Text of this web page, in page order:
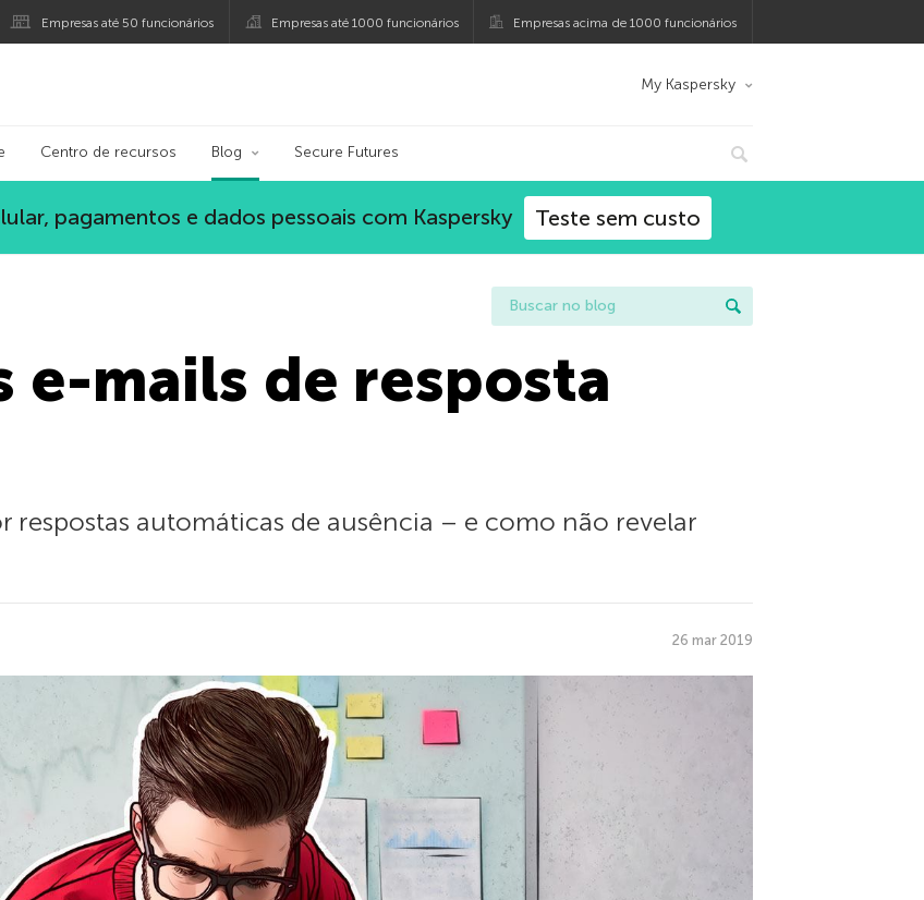
Empresas até 50 funcionários Empresas até 1000 funcionários Empresas acima de 1000 funcionários
My Kaspersky
Centro de recursos Blog Secure Futures
pagamentos e dados pessoais com Kaspersky Teste sem custo
e-mails de resposta
respostas automáticas de ausência – e como não revelar
26 mar 2019